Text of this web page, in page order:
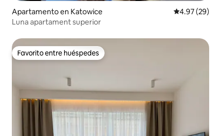
Apartamento en Katowice Calificación
4.97 (29)
Luna apartament superior
Favorito entre huéspedes
Favorito entre huéspedes